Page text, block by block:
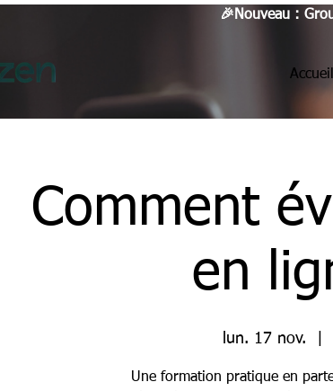
🎉Nouveau :
Accueil
Comment
en
lun. 17 nov.
Une formation pratique en